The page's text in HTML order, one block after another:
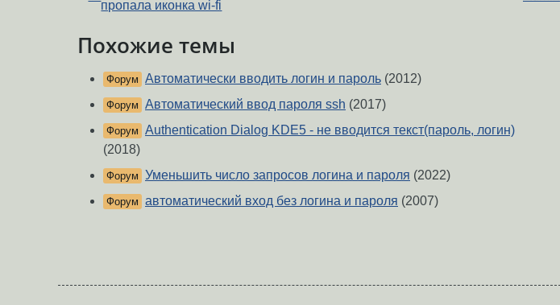
пропала иконка wi-fi
Похожие темы
Форум Автоматически вводить логин и пароль (2012)
Форум Автоматический ввод пароля ssh (2017)
Форум Authentication Dialog KDE5 - не вводится текст(пароль, логин)
(2018)
Форум Уменьшить число запросов логина и пароля (2022)
Форум автоматический вход без логина и пароля (2007)